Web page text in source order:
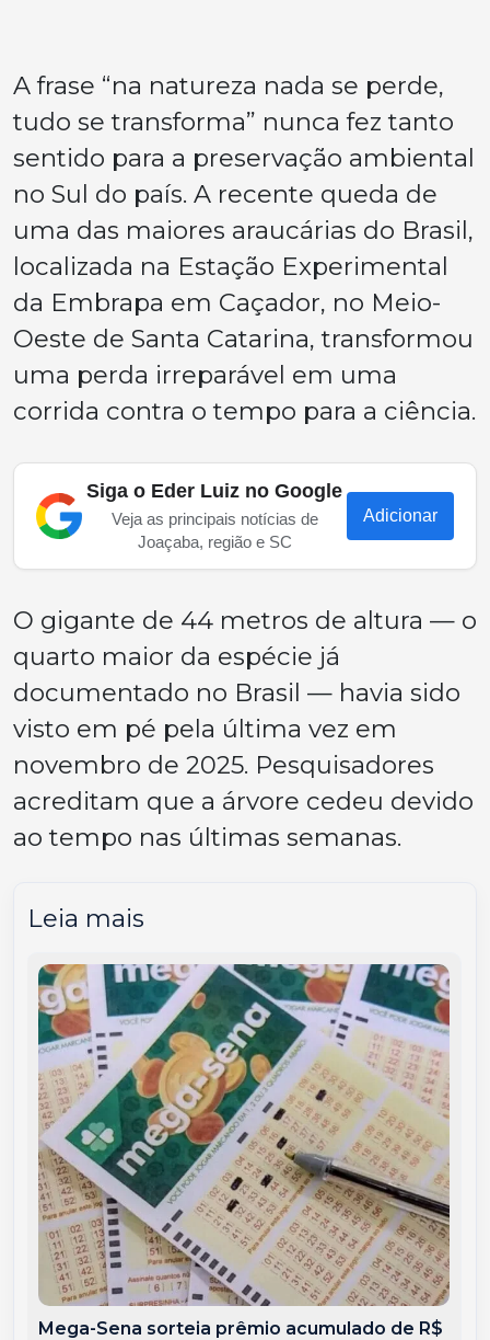
A frase “na natureza nada se perde,
tudo se transforma” nunca fez tanto
sentido para a preservação ambiental
no Sul do país. A recente queda de
uma das maiores araucárias do Brasil,
localizada na Estação Experimental
da Embrapa em Caçador, no Meio-
Oeste de Santa Catarina, transformou
uma perda irreparável em uma
corrida contra o tempo para a ciência.
Siga o Eder Luiz no Google
Veja as principais notícias de
Joaçaba, região e SC
Adicionar
O gigante de 44 metros de altura — o
quarto maior da espécie já
documentado no Brasil — havia sido
visto em pé pela última vez em
novembro de 2025. Pesquisadores
acreditam que a árvore cedeu devido
ao tempo nas últimas semanas.
Leia mais
Mega-Sena sorteia prêmio acumulado de R$